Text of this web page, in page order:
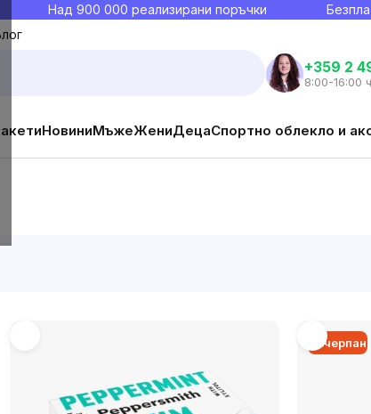
Над 900 000 реализирани поръчки
+359 2
8:00-16:00
НовиниМъжеЖениДецаСпортно облекло и
Изчерпан